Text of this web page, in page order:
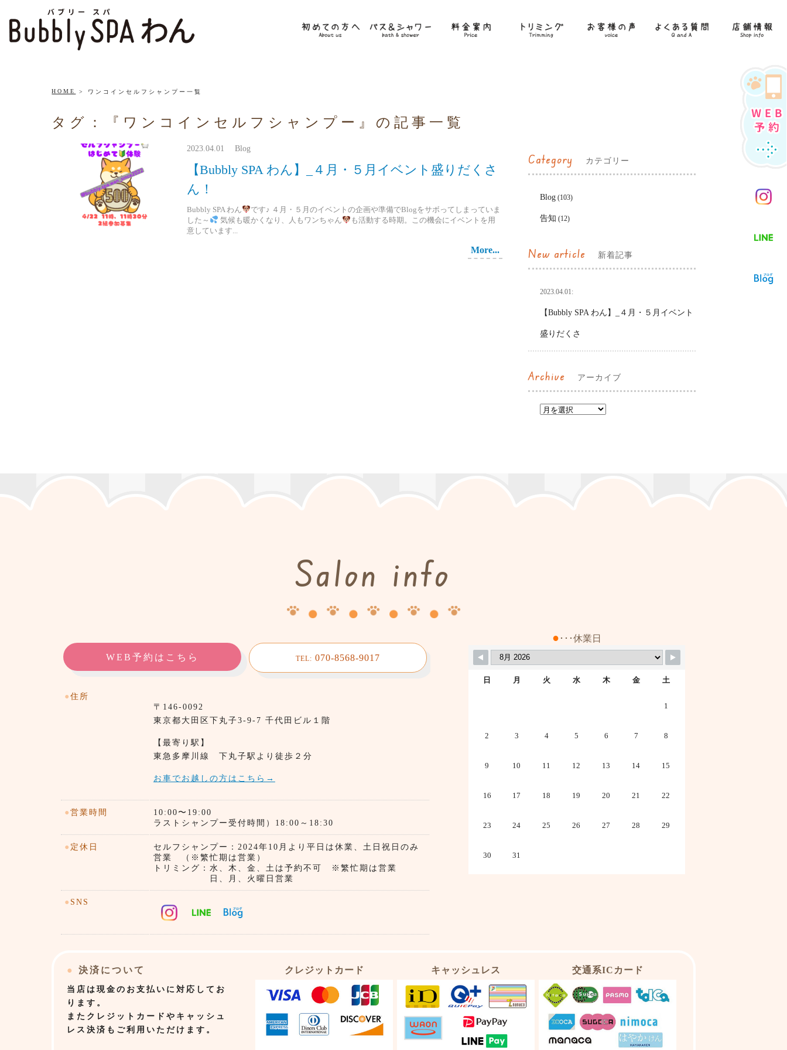
HOME ワンコインセルフシャンプー一覧
タグ：『ワンコインセルフシャンプー』の記事一覧
2023.04.01 Blog
【Bubbly SPA わん】_４月・５月イベント盛りだくさ
ん！
Bubbly SPA わん
です♪ ４月・５月のイベントの企画や準備でBlogをサボってしまっていま
した～
気候も暖かくなり、人もワンちゃん
も活動する時期。この機会にイベントを用
意しています...
More...
Category カテゴリー
Blog (103)
告知 (12)
New article 新着記事
2023.04.01:
【Bubbly SPA わん】_４月・５月イベント
盛りだくさ
Archive アーカイブ
Salon info
WEB予約はこちら TEL: 070-8568-9017
● 住所
〒146-0092
東京都⼤田区下丸子3-9-7 千代田ビル１階
【最寄り駅】
東急多摩川線 下丸子駅より徒歩２分
お車でお越しの方はこちら→
● 営業時間
10:00〜19:00
ラストシャンプー受付時間）18:00～18:30
● 定休日
セルフシャンプー：2024年10月より平日は休業、土日祝日のみ
営業 （※繁忙期は営業）
トリミング：水、木、金、土は予約不可 ※繁忙期は営業
日、月、火曜日営業
● SNS
● ･･･休業日
日 月 火 水 木 金 土
1
2 3 4 5 6 7 8
9 10 11 12 13 14 15
16 17 18 19 20 21 22
23 24 25 26 27 28 29
30 31
● 決済について
当店は現金のお支払いに対応してお
ります。
またクレジットカードやキャッシュ
レス決済もご利用いただけます。
クレジットカード キャッシュレス 交通系ICカード